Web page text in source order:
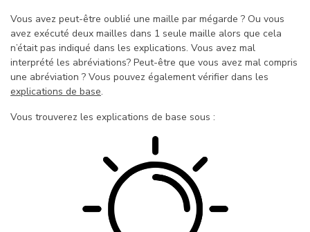
Vous avez peut-être oublié une maille par mégarde ? Ou vous
avez exécuté deux mailles dans 1 seule maille alors que cela
n’était pas indiqué dans les explications. Vous avez mal
interprété les abréviations? Peut-être que vous avez mal compris
une abréviation ? Vous pouvez également vérifier dans les
explications de base.
Vous trouverez les explications de base sous :